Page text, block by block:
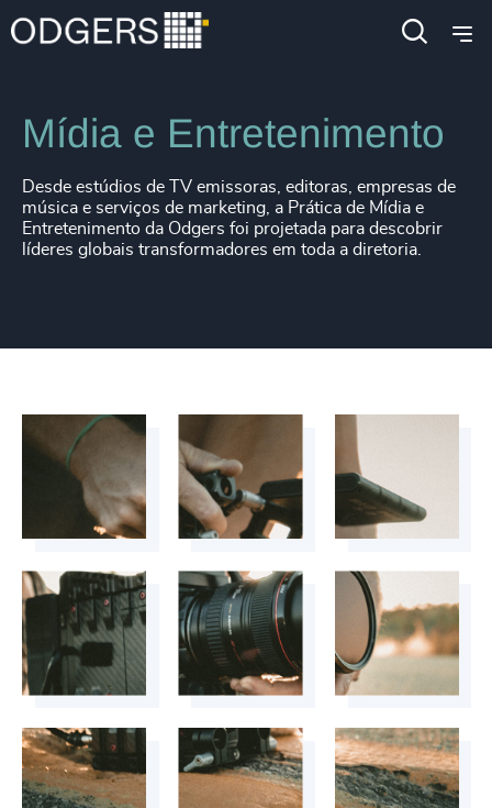
Setores de Mercado Esportes, Games & Mídia
Mídia e Entretenimento
Desde estúdios de TV emissoras, editoras, empresas de
música e serviços de marketing, a Prática de Mídia e
Entretenimento da Odgers foi projetada para descobrir
líderes globais transformadores em toda a diretoria.